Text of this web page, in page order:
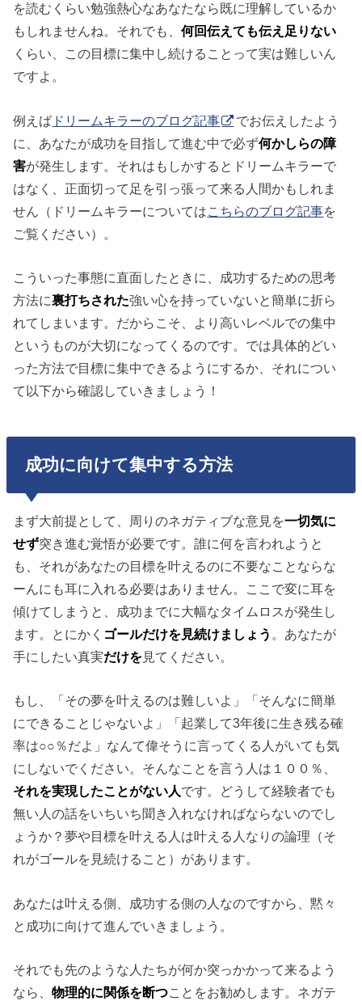
を読むくらい勉強熱心なあなたなら既に理解しているか
もしれませんね。それでも、何回伝えても伝え足りない
くらい、この目標に集中し続けることって実は難しいん
ですよ。
例えば ドリームキラーのブログ記事
でお伝えしたよう
に、あなたが成功を目指して進む中で必ず何かしらの障
害が発生します。それはもしかするとドリームキラーで
はなく、正面切って足を引っ張って来る人間かもしれま
せん（ドリームキラーについてはこちらのブログ記事を
ご覧ください）。
こういった事態に直面したときに、成功するための思考
方法に裏打ちされた強い心を持っていないと簡単に折ら
れてしまいます。だからこそ、より高いレベルでの集中
というものが大切になってくるのです。では具体的どい
った方法で目標に集中できるようにするか、それについ
て以下から確認していきましょう！
成功に向けて集中する方法
まず大前提として、周りのネガティブな意見を一切気に
せず突き進む覚悟が必要です。誰に何を言われようと
も、それがあなたの目標を叶えるのに不要なことならな
ーんにも耳に入れる必要はありません。ここで変に耳を
傾けてしまうと、成功までに大幅なタイムロスが発生し
ます。とにかく ゴールだけを見続けましょう 。あなたが
手にしたい真実だけを見てください。
もし、「その夢を叶えるのは難しいよ」「そんなに簡単
にできることじゃないよ」「起業して3年後に生き残る確
率は○○％だよ」なんて偉そうに言ってくる人がいても気
にしないでください。そんなことを言う人は１００％、
それを実現したことがない人です。どうして経験者でも
無い人の話をいちいち聞き入れなければならないのでし
ょうか？夢や目標を叶える人は叶える人なりの論理（そ
れがゴールを見続けること）があります。
あなたは叶える側、成功する側の人なのですから、黙々
と成功に向けて進んでいきましょう。
それでも先のような人たちが何か突っかかって来るよう
なら、物理的に関係を断つことをお勧めします。ネガテ